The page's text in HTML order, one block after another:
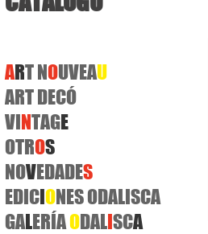
ART NOUVEAU
ART DECÓ
VINTAGE
OTROS
NOVEDADES
EDICIONESODALISCA
GALERÍAODALISCA